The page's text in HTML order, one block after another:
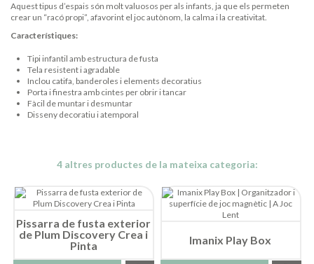
Aquest tipus d’espais són molt valuosos per als infants, ja que els permeten
crear un “racó propi”, afavorint el joc autònom, la calma i la creativitat.
Característiques:
Tipi infantil amb estructura de fusta
Tela resistent i agradable
Inclou catifa, banderoles i elements decoratius
Porta i finestra amb cintes per obrir i tancar
Fàcil de muntar i desmuntar
Disseny decoratiu i atemporal
4 altres productes de la mateixa categoria:
Pissarra de fusta exterior
de Plum Discovery Crea i
Pinta
Imanix Play Box